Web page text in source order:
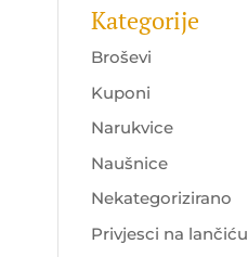
Kategorije
Broševi
Kuponi
Narukvice
Naušnice
Nekategorizirano
Privjesci na lančiću